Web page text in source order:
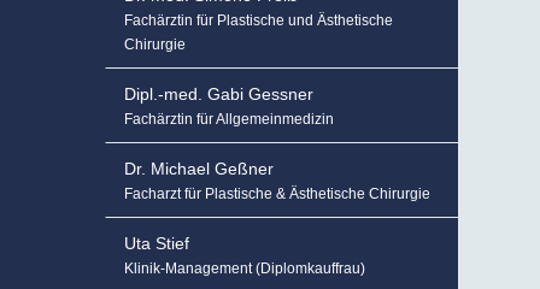
Fachärztin für Plastische und Ästhetische
Chirurgie
Dipl.-med. Gabi Gessner
Fachärztin für Allgemeinmedizin
Dr. Michael Geßner
Facharzt für Plastische & Ästhetische Chirurgie
Uta Stief
Klinik-Management (Diplomkauffrau)